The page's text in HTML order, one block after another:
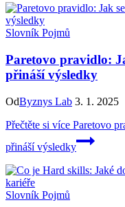
Slovník Pojmů
Paretovo pravidlo:
přináší výsledky
OdByznys Lab 3. 1. 2025
Přečtěte si více Paretovo
přináší výsledky
Slovník Pojmů